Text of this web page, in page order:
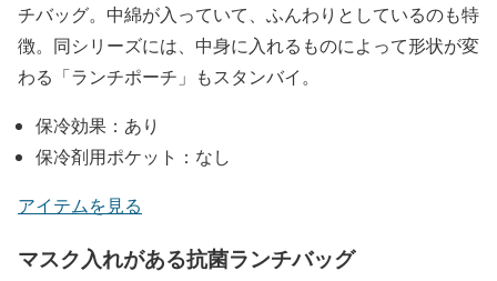
チバッグ。中綿が入っていて、ふんわりとしているのも特
徴。同シリーズには、中身に入れるものによって形状が変
わる「ランチポーチ」もスタンバイ。
保冷効果：あり
保冷剤用ポケット：なし
アイテムを見る
マスク入れがある抗菌ランチバッグ